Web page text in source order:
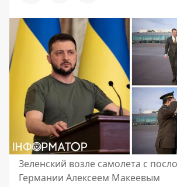
Зеленский возле самолета с
Германии Алексеем Макеевым